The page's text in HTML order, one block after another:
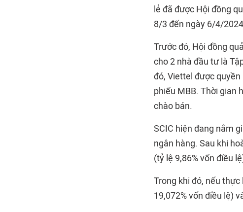
lẻ đã được Hội đồng
8/3 đến ngày 6/4/
Trước đó, Hội đồng
cho 2 nhà đầu tư là
đó, Viettel được
phiếu MBB. Thời gian
chào bán.
SCIC hiện đang nắm
ngân hàng. Sau khi
(tỷ lệ 9,86% vốn điều
Trong khi đó, nếu
19,072% vốn điều lệ)